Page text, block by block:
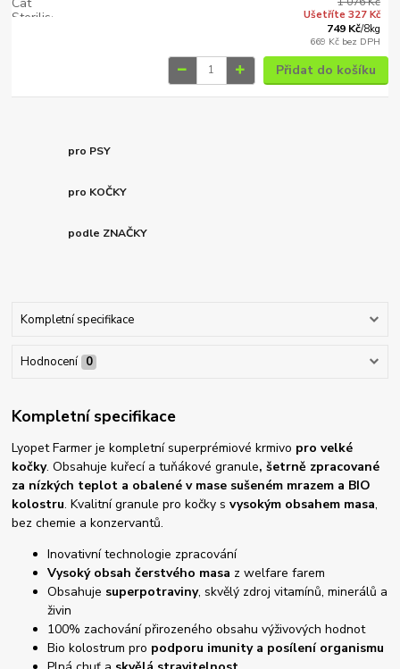
Ušetříte 327 Kč
749 Kč/8kg
669 Kč bez DPH
Přidat do košíku
pro PSY
pro KOČKY
podle ZNAČKY
Kompletní specifikace
Hodnocení 0
Kompletní specifikace
Lyopet Farmer je kompletní superprémiové krmivo pro velké
kočky. Obsahuje kuřecí a tuňákové granule, šetrně zpracované
za nízkých teplot a obalené v mase sušeném mrazem a BIO
kolostru. Kvalitní granule pro kočky svysokým obsahem masa,
bez chemie a konzervantů.
Inovativní technologie zpracování
Vysoký obsah čerstvého masa z welfare farem
Obsahuje superpotraviny, skvělý zdroj vitamínů, minerálů a
živin
100% zachování přirozeného obsahu výživových hodnot
Bio kolostrum pro podporu imunity a posílení organismu